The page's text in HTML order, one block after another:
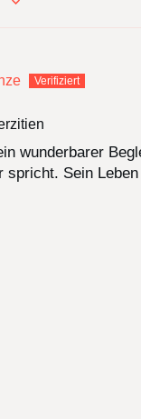
wunderbarer
spricht. Sein